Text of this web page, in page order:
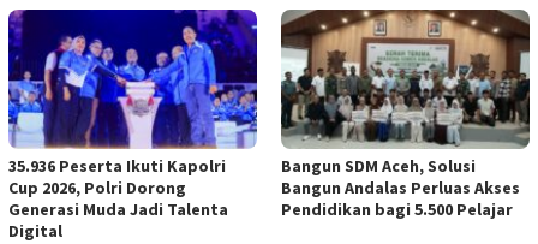
35.936 Peserta Ikuti Kapolri
Cup 2026, Polri Dorong
Generasi Muda Jadi Talenta
Digital
Bangun SDM Aceh, Solusi
Bangun Andalas Perluas Akses
Pendidikan bagi 5.500 Pelajar